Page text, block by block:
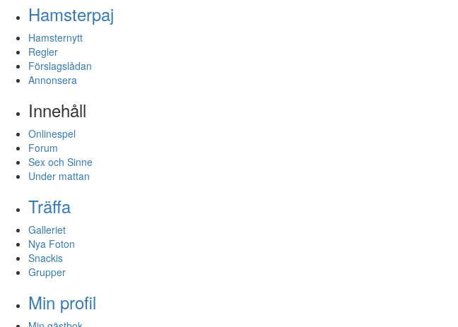
Hamsterpaj
Hamsternytt
Regler
Förslagslådan
Annonsera
Innehåll
Onlinespel
Forum
Sex och Sinne
Under mattan
Träffa
Galleriet
Nya Foton
Snackis
Grupper
Min profil